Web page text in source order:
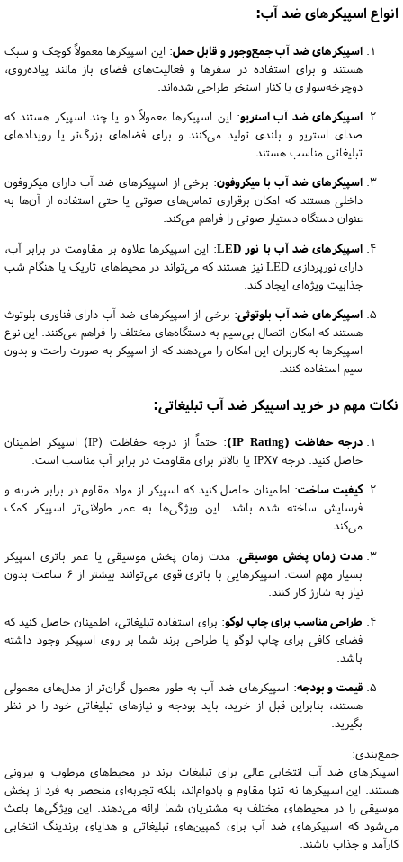
انواع اسپیکرهای ضد آب:
اسپیکرهای ضد آب جمع‌وجور و قابل حمل: این اسپیکرها معمولاً کوچک و سبک
هستند و برای استفاده در سفرها و فعالیت‌های فضای باز مانند پیاده‌روی،
دوچرخه‌سواری یا کنار استخر طراحی شده‌اند.
اسپیکرهای ضد آب استریو: این اسپیکرها معمولاً دو یا چند اسپیکر هستند که
صدای استریو و بلندی تولید می‌کنند و برای فضاهای بزرگ‌تر یا رویدادهای
تبلیغاتی مناسب هستند.
اسپیکرهای ضد آب با میکروفون: برخی از اسپیکرهای ضد آب دارای میکروفون
داخلی هستند که امکان برقراری تماس‌های صوتی یا حتی استفاده از آن‌ها به
عنوان دستگاه دستیار صوتی را فراهم می‌کند.
اسپیکرهای ضد آب با نور LED
: این اسپیکرها علاوه بر مقاومت در برابر آب،
دارای نورپردازی LED نیز هستند که می‌تواند در محیط‌های تاریک یا هنگام شب
جذابیت ویژه‌ای ایجاد کند.
اسپیکرهای ضد آب بلوتوثی: برخی از اسپیکرهای ضد آب دارای فناوری بلوتوث
هستند که امکان اتصال بی‌سیم به دستگاه‌های مختلف را فراهم می‌کنند. این نوع
اسپیکرها به کاربران این امکان را می‌دهند که از اسپیکر به صورت راحت و بدون
سیم استفاده کنند.
نکات مهم در خرید اسپیکر ضد آب تبلیغاتی:
درجه حفاظت (IP Rating)
: حتماً از درجه حفاظت (IP) اسپیکر اطمینان
حاصل کنید. درجه IPX7 یا بالاتر برای مقاومت در برابر آب مناسب است.
کیفیت ساخت: اطمینان حاصل کنید که اسپیکر از مواد مقاوم در برابر ضربه و
فرسایش ساخته شده باشد. این ویژگی‌ها به عمر طولانی‌تر اسپیکر کمک
می‌کند.
مدت زمان پخش موسیقی: مدت زمان پخش موسیقی یا عمر باتری اسپیکر
بسیار مهم است. اسپیکرهایی با باتری قوی می‌توانند بیشتر از ۶ ساعت بدون
نیاز به شارژ کار کنند.
طراحی مناسب برای چاپ لوگو: برای استفاده تبلیغاتی، اطمینان حاصل کنید که
فضای کافی برای چاپ لوگو یا طراحی برند شما بر روی اسپیکر وجود داشته
باشد.
قیمت و بودجه: اسپیکرهای ضد آب به طور معمول گران‌تر از مدل‌های معمولی
هستند، بنابراین قبل از خرید، باید بودجه و نیازهای تبلیغاتی خود را در نظر
بگیرید.
جمع‌بندی:
اسپیکرهای ضد آب انتخابی عالی برای تبلیغات برند در محیط‌های مرطوب و بیرونی
هستند. این اسپیکرها نه تنها مقاوم و بادوام‌اند، بلکه تجربه‌ای منحصر به فرد از پخش
موسیقی را در محیط‌های مختلف به مشتریان شما ارائه می‌دهند. این ویژگی‌ها باعث
می‌شود که اسپیکرهای ضد آب برای کمپین‌های تبلیغاتی و هدایای برندینگ انتخابی
کارآمد و جذاب باشند.